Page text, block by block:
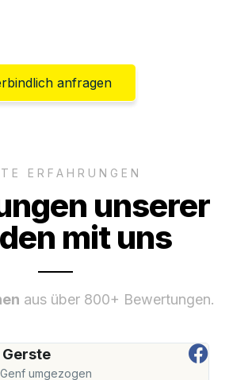
anfragen
ERFAHRUNGEN
unserer
mit uns
aus über 800+ Bewertungen.
umgezogen